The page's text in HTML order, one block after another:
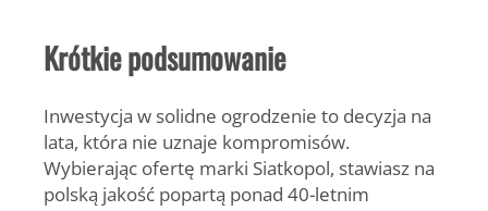
Krótkie podsumowanie
Inwestycja w solidne ogrodzenie to decyzja na
lata, która nie uznaje kompromisów.
Wybierając ofertę marki Siatkopol, stawiasz na
polską jakość popartą ponad 40-letnim